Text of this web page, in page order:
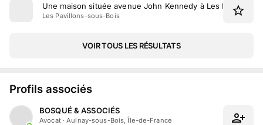
Une maison située avenue John Kennedy à Les Pavillons-
Les Pavillons-sous-Bois
VOIR TOUS LES RÉSULTATS
Profils associés
BOSQUÉ & ASSOCIÉS
Avocat·Aulnay-sous-Bois, Île-de-France